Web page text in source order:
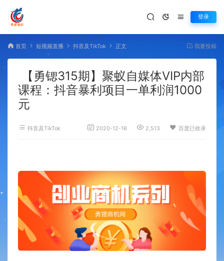
登录
首页 短视频直播 抖音及TikTok 正文 我要投稿
【勇锶315期】聚蚁自媒体VIP内部
课程：抖音暴利项目一单利润1000
元
抖音及TikTok 2020-12-16 2,513 百度已收录